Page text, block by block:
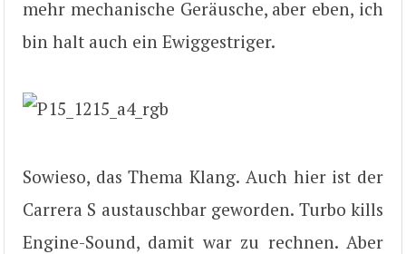
mehr mechanische Geräusche, aber eben, ich
bin halt auch ein Ewiggestriger.
Sowieso, das Thema Klang. Auch hier ist der
Carrera S austauschbar geworden. Turbo kills
Engine-Sound, damit war zu rechnen. Aber